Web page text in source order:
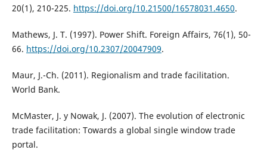
20(1), 210-225. https://doi.org/10.21500/16578031.4650.
Mathews, J. T. (1997). Power Shift. Foreign Affairs, 76(1), 50-
66. https://doi.org/10.2307/20047909.
Maur, J.-Ch. (2011). Regionalism and trade facilitation.
World Bank.
McMaster, J. y Nowak, J. (2007). The evolution of electronic
trade facilitation: Towards a global single window trade
portal.